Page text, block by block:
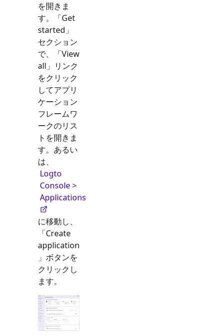
を開きま
す。「Get
started」
セクション
で、「View
all」リンク
をクリック
してアプリ
ケーション
フレームワ
ークのリス
トを開きま
す。あるい
は、
Logto
Console >
Applications
に移動し、
「Create
application
」ボタンを
クリックし
ます。